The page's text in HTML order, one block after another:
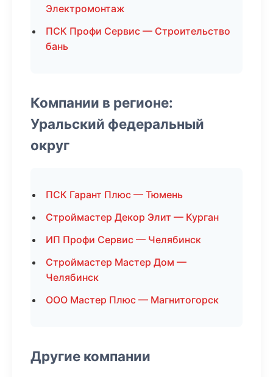
Электромонтаж
ПСК Профи Сервис — Строительство
бань
Компании в регионе:
Уральский федеральный
округ
ПСК Гарант Плюс — Тюмень
Строймастер Декор Элит — Курган
ИП Профи Сервис — Челябинск
Строймастер Мастер Дом —
Челябинск
ООО Мастер Плюс — Магнитогорск
Другие компании